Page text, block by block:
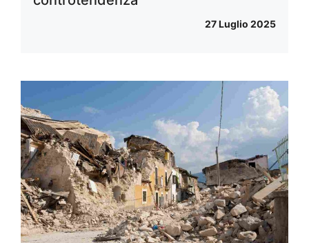
27 Luglio 2025